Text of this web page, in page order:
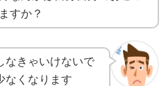
すか？
なきゃいけないで
なくなります